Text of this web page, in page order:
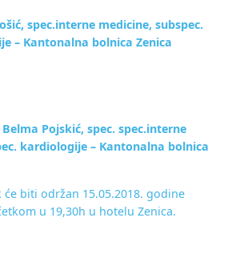
spec.interne medicine, subspec.
– Kantonalna bolnica Zenica
Pojskić, spec. spec.interne
kardiologije – Kantonalna bolnica
će biti održan 15.05.2018. godine
u 19,30h u hotelu Zenica.